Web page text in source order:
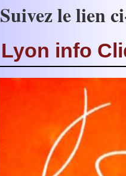
Suivez le lien
Lyon info